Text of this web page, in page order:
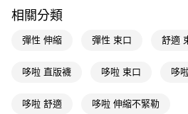
街口支付
相關說明
相關分類
彈性 伸縮 彈性 束口 舒適
哆啦 直版襪 哆啦 束口 哆
哆啦 舒適 哆啦 伸縮不緊勒